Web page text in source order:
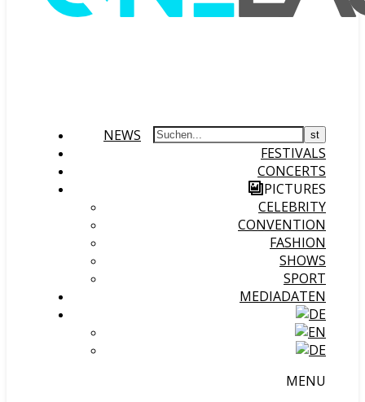
NEWS
FESTIVALS
CONCERTS
PICTURES
CELEBRITY
CONVENTION
FASHION
SHOWS
SPORT
MEDIADATEN
MENU